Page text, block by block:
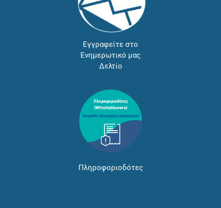
Εγγραφείτε στο
Ενημερωτικό μας
Δελτίο
Πληροφοριοδότες